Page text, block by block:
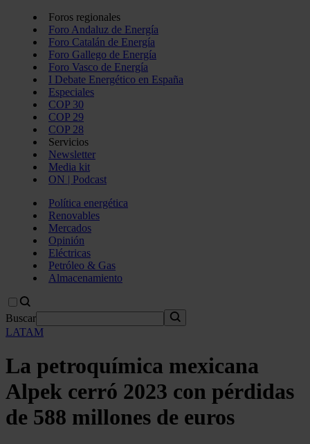
Foros regionales
Foro Andaluz de Energía
Foro Catalán de Energía
Foro Gallego de Energía
Foro Vasco de Energía
I Debate Energético en España
Especiales
COP 30
COP 29
COP 28
Servicios
Newsletter
Media kit
ON | Podcast
Política energética
Renovables
Mercados
Opinión
Eléctricas
Petróleo & Gas
Almacenamiento
Buscar
LATAM
La petroquímica mexicana
Alpek cerró 2023 con pérdidas
de 588 millones de euros